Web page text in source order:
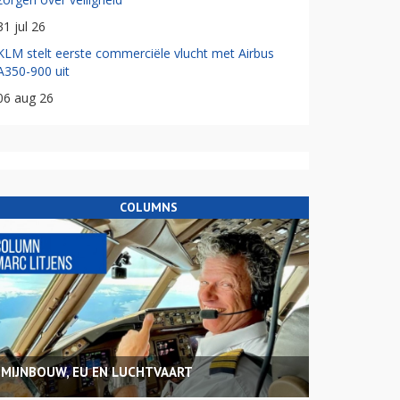
jul 26
stelt eerste commerciële vlucht met Airbus
900 uit
aug 26
COLUMNS
MIJNBOUW, EU EN LUCHTVAART